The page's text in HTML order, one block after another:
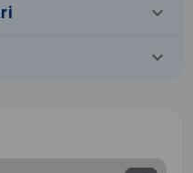
keyboard_arrow_down
keyboard_arrow_down